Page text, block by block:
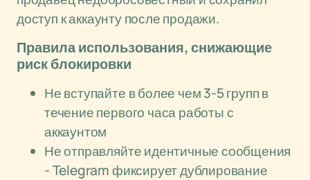
доступ к аккаунту после продажи.
Правила использования, снижающие
риск блокировки
Не вступайте в более чем 3-5 групп в
течение первого часа работы с
аккаунтом
Не отправляйте идентичные сообщения
- Telegram фиксирует дублирование